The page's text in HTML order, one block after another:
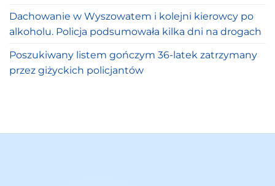
Dachowanie w Wyszowatem i kolejni kierowcy po
alkoholu. Policja podsumowała kilka dni na drogach
Poszukiwany listem gończym 36-latek zatrzymany
przez giżyckich policjantów